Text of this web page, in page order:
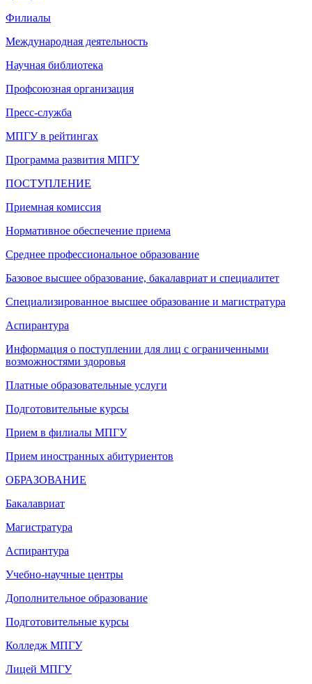
Филиалы
Международная деятельность
Научная библиотека
Профсоюзная организация
Пресс-служба
МПГУ в рейтингах
Программа развития МПГУ
ПОСТУПЛЕНИЕ
Приемная комиссия
Нормативное обеспечение приема
Среднее профессиональное образование
Базовое высшее образование, бакалавриат и специалитет
Специализированное высшее образование и магистратура
Аспирантура
Информация о поступлении для лиц с ограниченными
возможностями здоровья
Платные образовательные услуги
Подготовительные курсы
Прием в филиалы МПГУ
Прием иностранных абитуриентов
ОБРАЗОВАНИЕ
Бакалавриат
Магистратура
Аспирантура
Учебно-научные центры
Дополнительное образование
Подготовительные курсы
Колледж МПГУ
Лицей МПГУ